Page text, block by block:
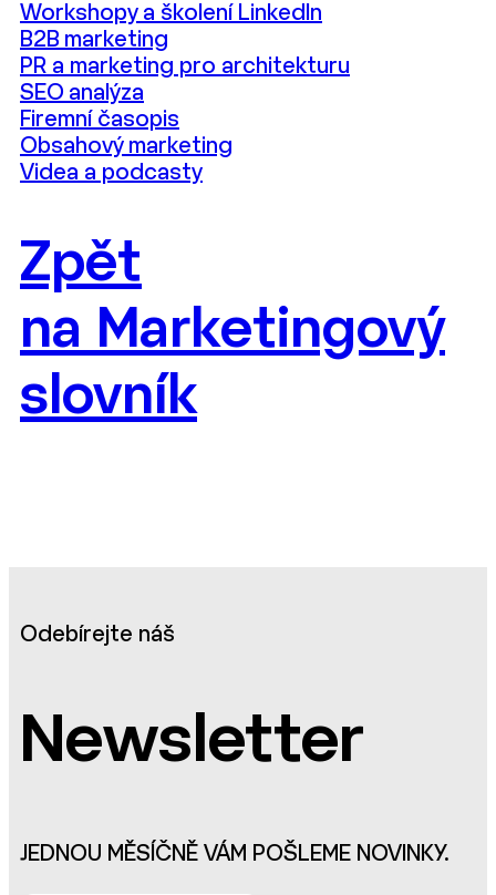
Workshopy a školení LinkedIn
B2B marketing
PR a marketing pro architekturu
SEO analýza
Firemní časopis
Obsahový marketing
Videa a podcasty
Zpět
na Marketingový
slovník
Odebírejte náš
Newsletter
JEDNOU MĚSÍČNĚ VÁM POŠLEME NOVINKY.